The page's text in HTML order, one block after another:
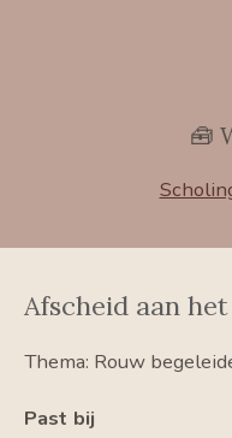
🧰
Afscheid aan
Thema: Rouw
Past bij